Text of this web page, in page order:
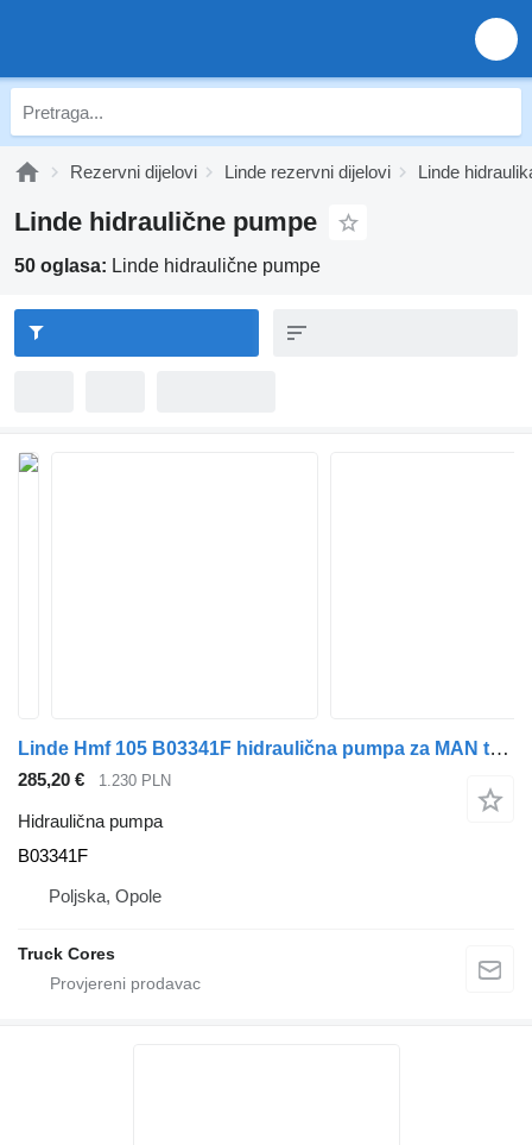
Rezervni dijelovi Linde rezervni dijelovi Linde
Linde hidraulične pumpe
50 oglasa: Linde hidraulične pumpe
Linde Hmf 105 B03341F hidraulična pumpa za MAN tegljača
285,20 € 1.230 PLN
Hidraulična pumpa
B03341F
Poljska, Opole
Truck Cores